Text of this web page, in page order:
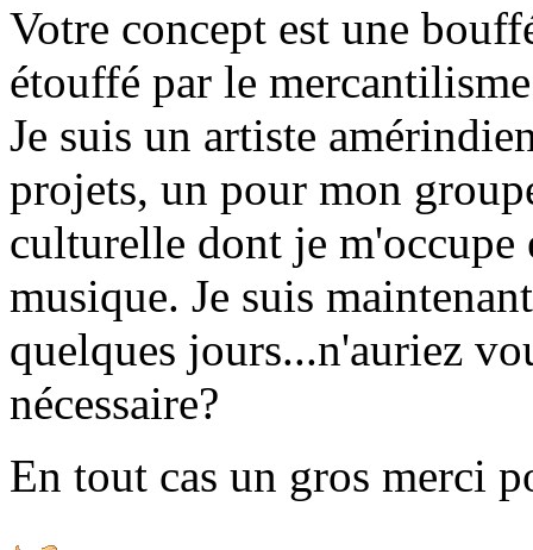
Votre concept est une
étouffé par le
Je suis un artiste
projets, un pour mon
culturelle dont je
musique. Je suis
quelques jours...n'auriez
nécessaire?
En tout cas un gros merci